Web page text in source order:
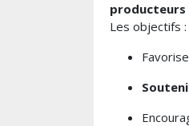
Les objectifs :